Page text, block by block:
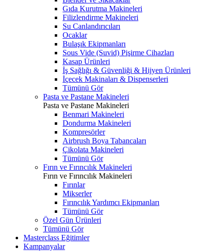
Gıda Kurutma Makineleri
Filizlendirme Makineleri
Su Canlandırıcıları
Ocaklar
Bulaşık Ekipmanları
Sous Vide (Suvid) Pişirme Cihazları
Kasap Ürünleri
İş Sağlığı & Güvenliği & Hijyen Ürünleri
İçecek Makinaları & Dispenserleri
Tümünü Gör
Pasta ve Pastane Makineleri
Pasta ve Pastane Makineleri
Benmari Makineleri
Dondurma Makineleri
Kompresörler
Airbrush Boya Tabancaları
Çikolata Makineleri
Tümünü Gör
Fırın ve Fırıncılık Makineleri
Fırın ve Fırıncılık Makineleri
Fırınlar
Mikserler
Fırıncılık Yardımcı Ekipmanları
Tümünü Gör
Özel Gün Ürünleri
Tümünü Gör
Masterclass Eğitimler
Kampanyalar